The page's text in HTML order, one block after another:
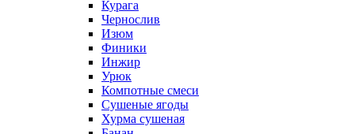
Курага
Чернослив
Изюм
Финики
Инжир
Урюк
Компотные смеси
Сушеные ягоды
Хурма сушеная